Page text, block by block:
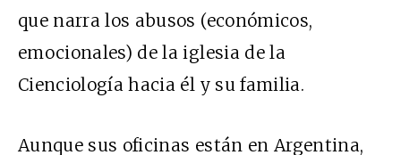
que narra los abusos (económicos,
emocionales) de la iglesia de la
Cienciología hacia él y su familia.
Aunque sus oficinas están en Argentina,